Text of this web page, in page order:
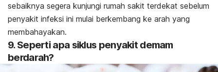
sebaiknya segera kunjungi rumah sakit terdekat sebelum
penyakit infeksi ini mulai berkembang ke arah yang
membahayakan.
9. Seperti apa siklus penyakit demam
berdarah?